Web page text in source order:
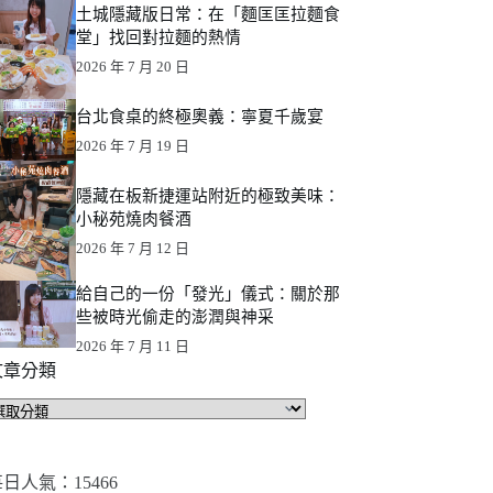
土城隱藏版日常：在「麵匡匡拉麵食
堂」找回對拉麵的熱情
2026 年 7 月 20 日
台北食桌的終極奧義：寧夏千歲宴
2026 年 7 月 19 日
隱藏在板新捷運站附近的極致美味：
小秘苑燒肉餐酒
2026 年 7 月 12 日
給自己的一份「發光」儀式：關於那
些被時光偷走的澎潤與神采
2026 年 7 月 11 日
分類
人氣：15466